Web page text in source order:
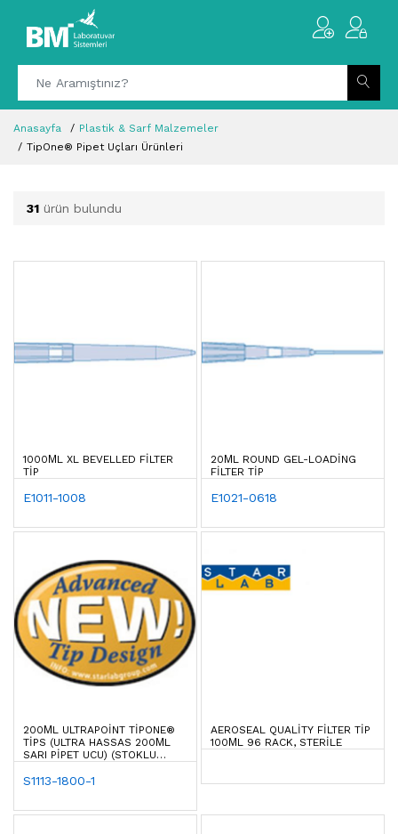
Anasayfa
Plastik & Sarf Malzemeler
TipOne® Pipet Uçları Ürünleri
31 ürün bulundu
1000ΜL XL BEVELLED FILTER
TIP
E1011-1008
20ΜL ROUND GEL-LOADING
FILTER TIP
E1021-0618
200ΜL ULTRAPOINT TIPONE®
TIPS (ULTRA HASSAS 200ΜL
SARI PIPET UCU) (STOKLU
S1113-1800-1
AEROSEAL QUALITY FILTER TIP
100ΜL 96 RACK, STERILE